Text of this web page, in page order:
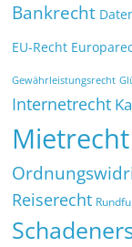
Bankrecht
EU-Recht
Gewährleistungsrecht
Internetrecht
Mietrecht
Reiserecht